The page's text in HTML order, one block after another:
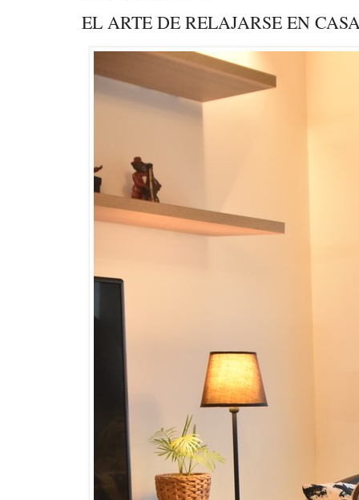
EL ARTE DE RELAJARSE EN